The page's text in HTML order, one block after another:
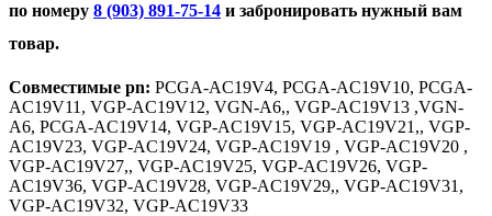
по номеру 8 (903) 891-75-14 и забронировать нужный вам
товар.
Совместимые pn: PCGA-AC19V4, PCGA-AC19V10, PCGA-
AC19V11, VGP-AC19V12, VGN-A6,, VGP-AC19V13 ,VGN-
A6, PCGA-AC19V14, VGP-AC19V15, VGP-AC19V21,, VGP-
AC19V23, VGP-AC19V24, VGP-AC19V19 , VGP-AC19V20 ,
VGP-AC19V27,, VGP-AC19V25, VGP-AC19V26, VGP-
AC19V36, VGP-AC19V28, VGP-AC19V29,, VGP-AC19V31,
VGP-AC19V32, VGP-AC19V33